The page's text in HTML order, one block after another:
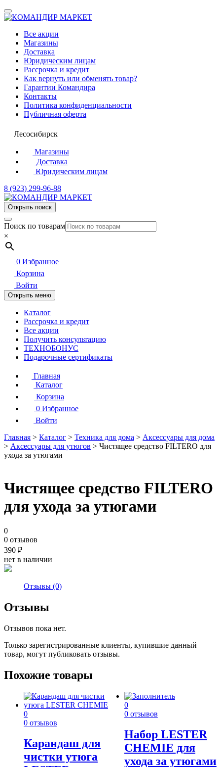
Все акции
Магазины
Доставка
Юридическим лицам
Рассрочка и кредит
Как вернуть или обменять товар?
Гарантии Командира
Контакты
Политика конфиденциальности
Публичная оферта
Лесосибирск
Магазины
Доставка
Юридическим лицам
8 (923) 299-96-88
Открыть поиск
Поиск по товарам
×
0 Избранное
Корзина
Войти
Открыть меню
Каталог
Рассрочка и кредит
Все акции
Получить консультацию
ТЕХНОБОНУС
Подарочные сертификаты
Главная
Каталог
Корзина
0 Избранное
Войти
Главная > Каталог > Техника для дома > Аксессуары для дома
> Аксессуары для утюгов > Чистящее средство FILTERO для
ухода за утюгами
Чистящее средство FILTERO
для ухода за утюгами
0
0 отзывов
390 ₽
нет в наличии
Отзывы (0)
Отзывы
Отзывов пока нет.
Только зарегистрированные клиенты, купившие данный
товар, могут публиковать отзывы.
Похожие товары
0
0 отзывов
Карандаш для
чистки утюга
0
0 отзывов
Набор LESTER
CHEMIE для
ухода за утюгами